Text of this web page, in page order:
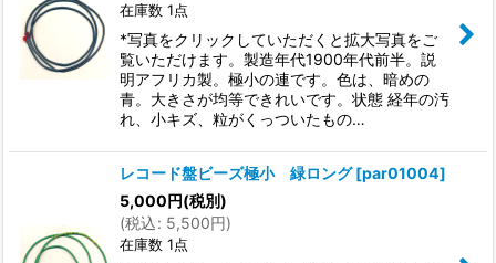
在庫数 1点
*写真をクリックしていただくと拡大写真をご
覧いただけます。製造年代1900年代前半。説
明アフリカ製。極小の連です。色は、暗めの
青。大きさが均等できれいです。状態 経年の汚
れ、小キズ、粒がくっついたもの…
レコード盤ビーズ極小 緑ロング [par01004]
5,000円(税別)
(税込: 5,500円)
在庫数 1点